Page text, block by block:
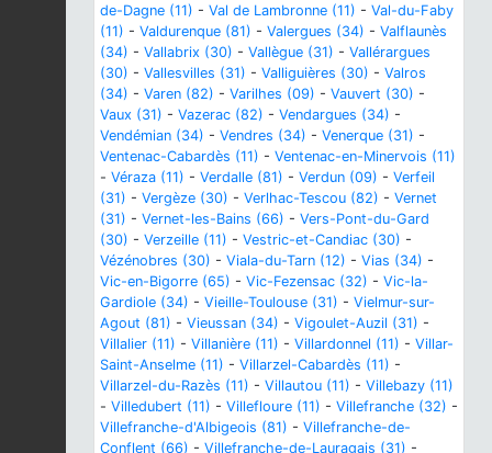
de-Dagne (11) - Val de Lambronne (11) - Val-du-Faby
(11) - Valdurenque (81) - Valergues (34) - Valflaunès
(34) - Vallabrix (30) - Vallègue (31) - Vallérargues
(30) - Vallesvilles (31) - Valliguières (30) - Valros
(34) - Varen (82) - Varilhes (09) - Vauvert (30) -
Vaux (31) - Vazerac (82) - Vendargues (34) -
Vendémian (34) - Vendres (34) - Venerque (31) -
Ventenac-Cabardès (11) - Ventenac-en-Minervois (11)
- Véraza (11) - Verdalle (81) - Verdun (09) - Verfeil
(31) - Vergèze (30) - Verlhac-Tescou (82) - Vernet
(31) - Vernet-les-Bains (66) - Vers-Pont-du-Gard
(30) - Verzeille (11) - Vestric-et-Candiac (30) -
Vézénobres (30) - Viala-du-Tarn (12) - Vias (34) -
Vic-en-Bigorre (65) - Vic-Fezensac (32) - Vic-la-
Gardiole (34) - Vieille-Toulouse (31) - Vielmur-sur-
Agout (81) - Vieussan (34) - Vigoulet-Auzil (31) -
Villalier (11) - Villanière (11) - Villardonnel (11) - Villar-
Saint-Anselme (11) - Villarzel-Cabardès (11) -
Villarzel-du-Razès (11) - Villautou (11) - Villebazy (11)
- Villedubert (11) - Villefloure (11) - Villefranche (32) -
Villefranche-d'Albigeois (81) - Villefranche-de-
Conflent (66) - Villefranche-de-Lauragais (31) -